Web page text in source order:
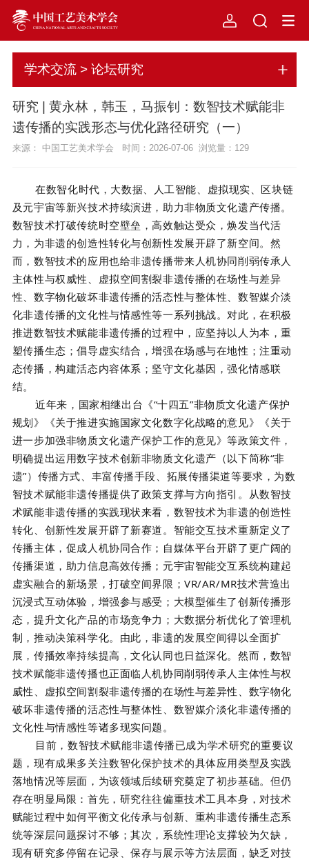
学术交流 > 论坛研究
研究 | 黄永林，韩玉，马振钊：数智技术赋能非
遗传播的实践形态与优化路径研究（一）
来源： 中国工艺美术学会 时间：2026-07-06 浏览量： 129
在数智化时代，大数据、人工智能、虚拟现实、区块链
及元宇宙等新兴技术持续演进，助力非物质文化遗产传播。
数智技术打破传统时空壁垒，高效触达受众，焕发当代活
力，为非遗的创造性转化与创新性发展开辟了新空间。然
而，数智技术的应用也给非遗传播带来人机协同削弱传承人
主体性与权威性、虚拟空间割裂非遗传播的在场性与差异
性、数字物化破坏非遗传播的活态性与整体性、数智媒介淡
化非遗传播的文化性与情感性等一系列挑战。对此，在积极
推进数智技术赋能非遗传播的过程中，应坚持以人为本，重
塑传播生态；倡导虚实结合，增强在场感与在地性；注重动
态传播，构建活态内容体系；坚守文化基因，强化情感联
结。
近年来，国家相继出台《“十四五”非物质文化遗产保护
规划》《关于推进实施国家文化数字化战略的意见》《关于
进一步加强非物质文化遗产保护工作的意见》等政策文件，
明确提出运用数字技术创新非物质文化遗产（以下简称“非
遗”）传播方式、丰富传播手段、拓展传播渠道等要求，为数
智技术赋能非遗传播提供了政策支撑与方向指引。从数智技
术赋能非遗传播的实践现状来看，数智技术为非遗的创造性
转化、创新性发展开辟了新赛道。智能交互技术重新定义了
传播主体，促成人机协同合作；自媒体平台开辟了更广阔的
传播渠道，助力信息高效传播；元宇宙智能交互系统构建起
虚实融合的新场景，打破空间界限；VR/AR/MR技术营造出
沉浸式互动体验，增强参与感受；大模型催生了创新传播形
态，提升文化产品的市场竞争力；大数据分析优化了管理机
制，推动决策科学化。由此，非遗的发展空间得以全面扩
展，传播效率持续提高，文化认同也日益深化。然而，数智
技术赋能非遗传播也正面临人机协同削弱传承人主体性与权
威性、虚拟空间割裂非遗传播的在场性与差异性、数字物化
破坏非遗传播的活态性与整体性、数智媒介淡化非遗传播的
文化性与情感性等诸多现实问题。
目前，数智技术赋能非遗传播已成为学术研究的重要议
题，现有成果多关注数智化保护技术的具体应用类型及实践
落地情况等层面，为该领域后续研究奠定了初步基础。但仍
存在明显局限：首先，研究往往偏重技术工具本身，对技术
赋能过程中如何平衡文化传承与创新、重构非遗传播生态系
统等深层问题探讨不够；其次，系统性理论支撑较为欠缺，
现有研究多停留在记录、保存与展示等方法层面，缺乏对技